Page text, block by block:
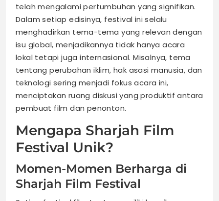
telah mengalami pertumbuhan yang signifikan.
Dalam setiap edisinya, festival ini selalu
menghadirkan tema-tema yang relevan dengan
isu global, menjadikannya tidak hanya acara
lokal tetapi juga internasional. Misalnya, tema
tentang perubahan iklim, hak asasi manusia, dan
teknologi sering menjadi fokus acara ini,
menciptakan ruang diskusi yang produktif antara
pembuat film dan penonton.
Mengapa Sharjah Film
Festival Unik?
Momen-Momen Berharga di
Sharjah Film Festival